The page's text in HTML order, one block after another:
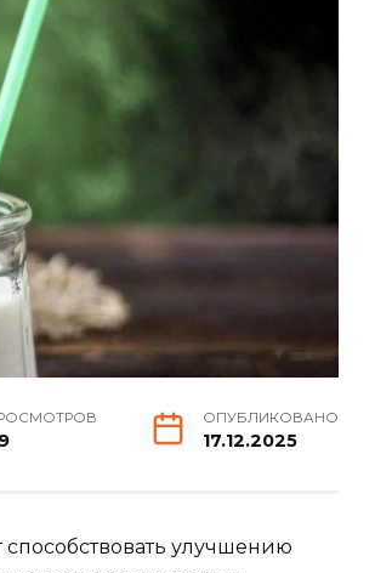
ОПУБЛИКОВАНО
17.12.2025
способствовать улучшению